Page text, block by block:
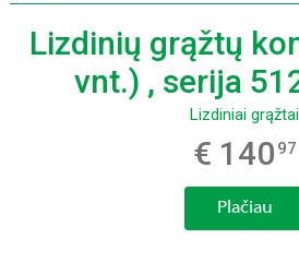
Lizdinių grąžtų
vnt.) , serija
Lizdiniai grąžtai
€ 140 97
Plačiau